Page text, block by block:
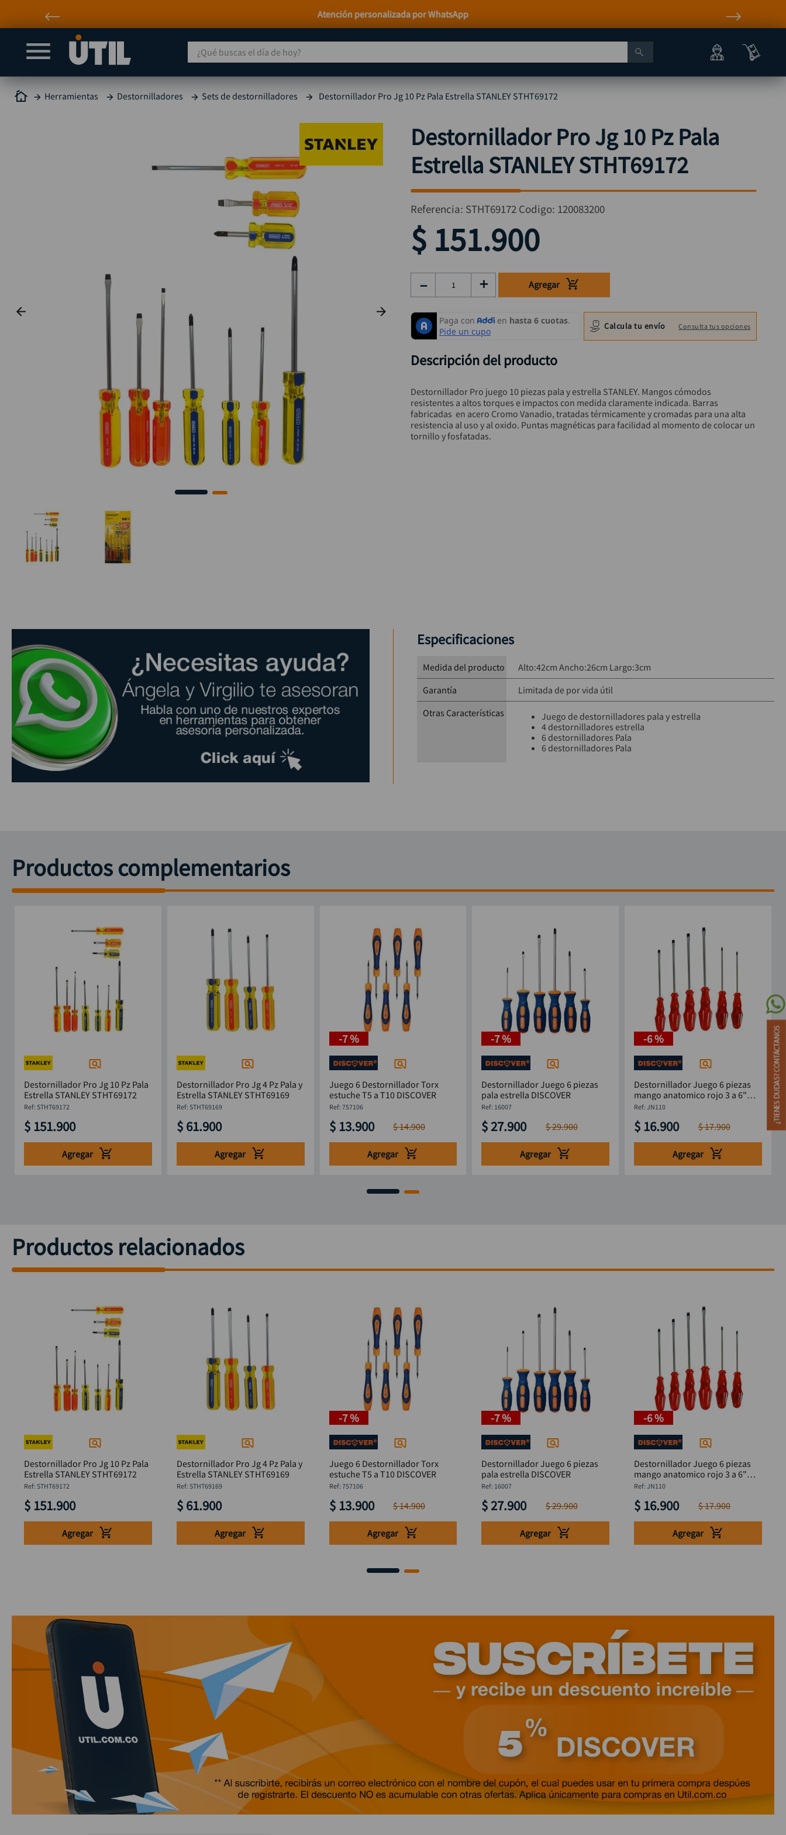
Paga a Crédito con Addi y Sistecrédito
¿Qué buscas el día de hoy?
Herramientas Destornilladores Sets de destornilladores Destornillador Pro Jg 10 Pz Pala Estrella STANLEY STHT69172
Destornillador Pro Jg 10 Pz Pala
Estrella STANLEY STHT69172
Referencia: STHT69172 Codigo: 120083200
$ 151.900
＋
－ Agregar
Calcula tu envío Consulta tus opciones
Descripción del producto
Destornillador Pro juego 10 piezas pala y estrella STANLEY. Mangos cómodos
resistentes a altos torques e impactos con medida claramente indicada. Barras
fabricadas  en acero Cromo Vanadio, tratadas térmicamente y cromadas para una alta
resistencia al uso y al oxido. Puntas magnéticas para facilidad al momento de colocar un
tornillo y fosfatadas.
Especificaciones
Medida del producto
Alto:42cm Ancho:26cm Largo:3cm
Garantía
Limitada de por vida útil
Otras Características
Juego de destornilladores pala y estrella
4 destornilladores estrella
6 destornilladores Pala
6 destornilladores Pala
Productos complementarios
Destornillador Pro Jg 10 Pz Pala
Estrella STANLEY STHT69172
: STHT69172
$ 151.900
Agregar
Destornillador Pro Jg 4 Pz Pala y
Estrella STANLEY STHT69169
: STHT69169
$ 61.900
Agregar
-7 %
Juego 6 Destornillador Torx
estuche T5 a T10 DISCOVER
: 757106
$ 13.900 $14.900
Agregar
-7 %
Destornillador Juego 6 piezas
pala estrella DISCOVER
: 16007
$ 27.900 $29.900
Agregar
-6 %
Destornillador Juego 6 piezas
mango anatomico rojo 3 a 6"
DISCOVER
:JN110
$ 16.900 $17.900
Agregar
Productos relacionados
Destornillador Pro Jg 10 Pz Pala
Estrella STANLEY STHT69172
: STHT69172
$ 151.900
Agregar
Destornillador Pro Jg 4 Pz Pala y
Estrella STANLEY STHT69169
: STHT69169
$ 61.900
Agregar
-7 %
Juego 6 Destornillador Torx
estuche T5 a T10 DISCOVER
: 757106
$ 13.900 $14.900
Agregar
-7 %
Destornillador Juego 6 piezas
pala estrella DISCOVER
: 16007
$ 27.900 $29.900
Agregar
-6 %
Destornillador Juego 6 piezas
mango anatomico rojo 3 a 6"
DISCOVER
:JN110
$ 16.900 $17.900
Agregar
TÉRMINOS MÁS BUSCADOS
1. taladro
compresor
4.
5.
6.
7
8.
9.